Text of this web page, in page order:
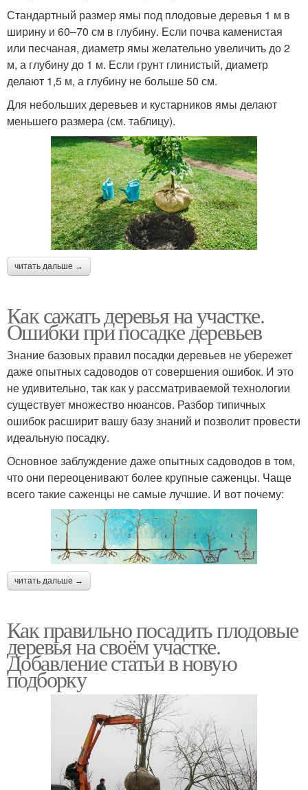
Стандартный размер ямы под плодовые деревья 1 м в
ширину и 60–70 см в глубину. Если почва каменистая
или песчаная, диаметр ямы желательно увеличить до 2
м, а глубину до 1 м. Если грунт глинистый, диаметр
делают 1,5 м, а глубину не больше 50 см.
Для небольших деревьев и кустарников ямы делают
меньшего размера (см. таблицу).
читать дальше →
Как сажать деревья на участке.
Ошибки при посадке деревьев
Знание базовых правил посадки деревьев не убережет
даже опытных садоводов от совершения ошибок. И это
не удивительно, так как у рассматриваемой технологии
существует множество нюансов. Разбор типичных
ошибок расширит вашу базу знаний и позволит провести
идеальную посадку.
Основное заблуждение даже опытных садоводов в том,
что они переоценивают более крупные саженцы. Чаще
всего такие саженцы не самые лучшие. И вот почему:
читать дальше →
Как правильно посадить плодовые
деревья на своём участке.
Добавление статьи в новую
подборку